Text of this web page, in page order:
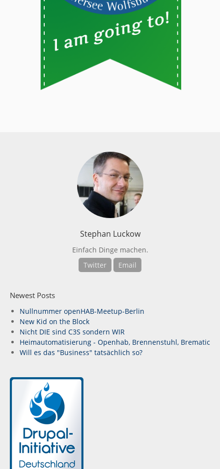
Stephan Luckow
Einfach Dinge machen.
Twitter
Email
Newest Posts
Nullnummer openHAB-Meetup-Berlin
New Kid on the Block
Nicht DIE sind C3S sondern WIR
Heimautomatisierung - Openhab, Brennenstuhl, Brematic
Will es das "Business" tatsächlich so?